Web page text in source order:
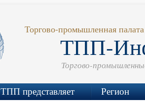
Торгово-промышленная
ТПП-
Торгово-
ТПП представляет Регион